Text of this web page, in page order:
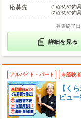
応募先
(1)かめや釣
(2)かめや釣
募集終了
詳細を見る
アルバイト・パート 未経験
【く
ビュ